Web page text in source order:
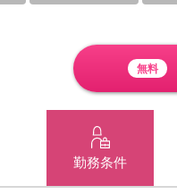
無料
勤務条件